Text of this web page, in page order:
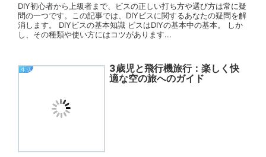
DIY初心者から上級者まで、ビスの正しい打ち方や選び方は常に疑
問の一つです。この記事では、DIYビスに関するあなたの疑問を解
消します。 DIYビスの基本知識 ビスはDIYの基本中の基本。 しか
し、その種類や使い方にはコツがあります...
生活
3歳児と飛行機旅行：楽しく快
適な空の旅へのガイド